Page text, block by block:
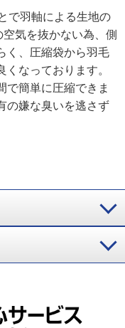
で羽軸による生地の
気を抜かない為、側
く、圧縮袋から羽毛
なっております。
で簡単に圧縮できま
の嫌な臭いを逃さず